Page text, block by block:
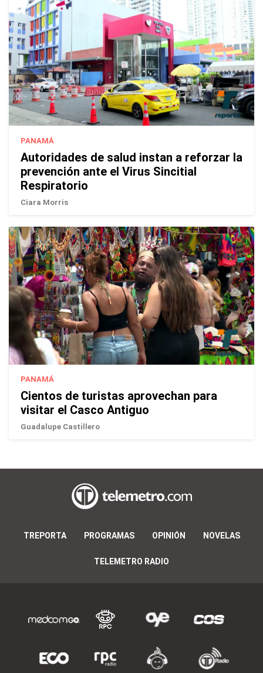
PANAMÁ
Autoridades de salud instan a reforzar la
prevención ante el Virus Sincitial
Respiratorio
Ciara Morris
PANAMÁ
Cientos de turistas aprovechan para
visitar el Casco Antiguo
Guadalupe Castillero
TREPORTA PROGRAMAS OPINIÓN NOVELAS
TELEMETRO RADIO